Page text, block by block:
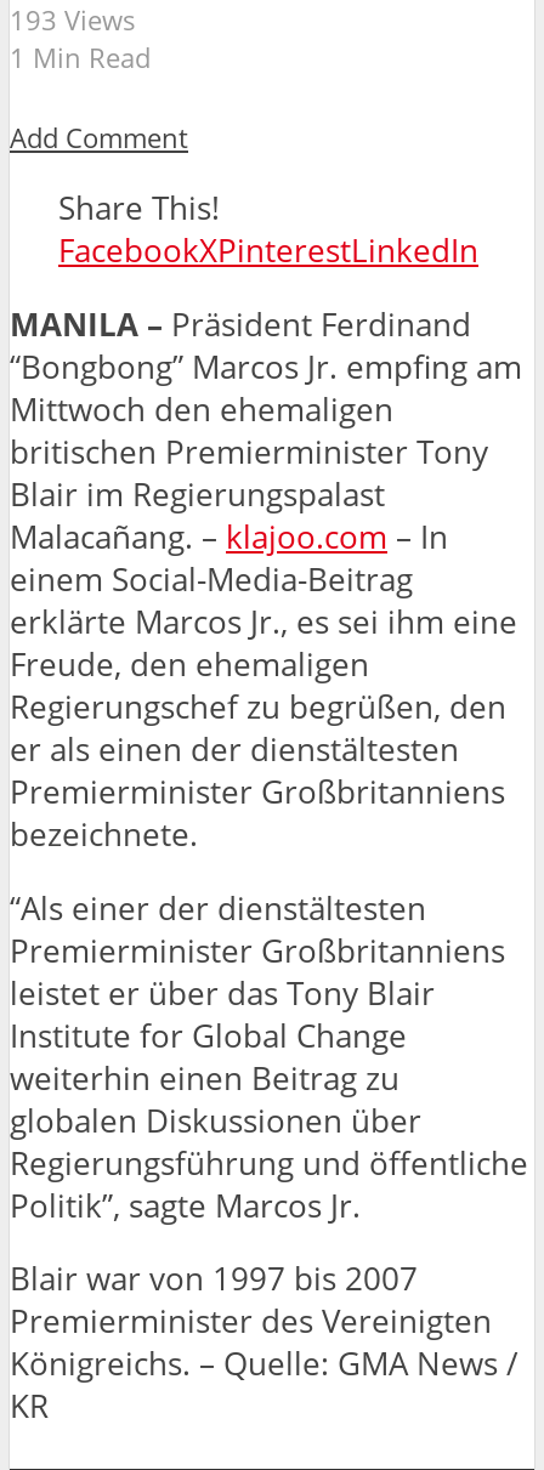
193 Views
1 Min Read
Add Comment
Share This!
FacebookXPinterestLinkedIn
MANILA – Präsident Ferdinand
“Bongbong” Marcos Jr. empfing am
Mittwoch den ehemaligen
britischen Premierminister Tony
Blair im Regierungspalast
Malacañang. – klajoo.com – In
einem Social-Media-Beitrag
erklärte Marcos Jr., es sei ihm eine
Freude, den ehemaligen
Regierungschef zu begrüßen, den
er als einen der dienstältesten
Premierminister Großbritanniens
bezeichnete.
“Als einer der dienstältesten
Premierminister Großbritanniens
leistet er über das Tony Blair
Institute for Global Change
weiterhin einen Beitrag zu
globalen Diskussionen über
Regierungsführung und öffentliche
Politik”, sagte Marcos Jr.
Blair war von 1997 bis 2007
Premierminister des Vereinigten
Königreichs. – Quelle: GMA News /
KR